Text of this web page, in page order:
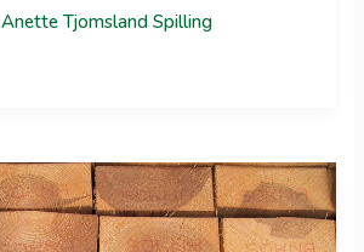
Anette Tjomsland Spilling